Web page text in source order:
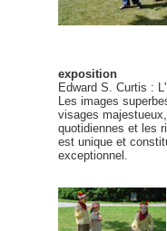
exposition
Edward S. Curtis :
Les images
visages
quotidiennes et les
est unique et
exceptionnel.